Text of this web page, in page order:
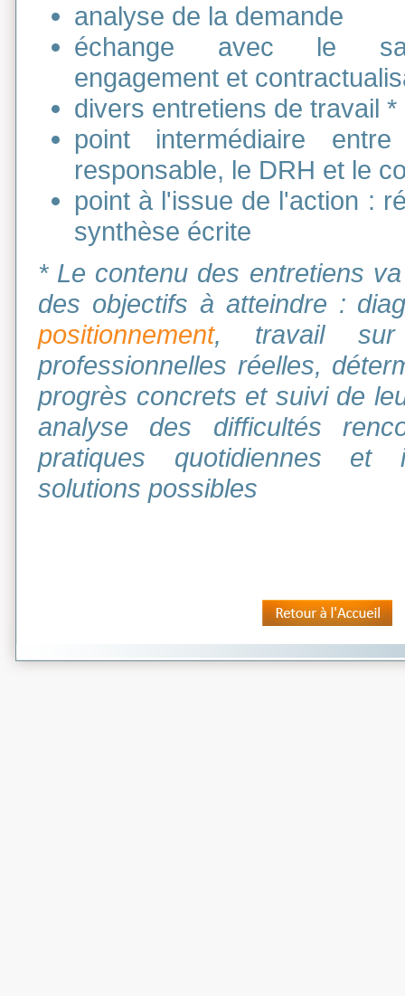
analyse de la demande
échange avec le
engagement et
divers entretiens de travail *
point intermédiaire
responsable, le DRH et le
point à l'issue de l'action :
synthèse écrite
* Le contenu des entretiens
des objectifs à atteindre :
positionnement, travail sur
professionnelles réelles,
progrès concrets et suivi de
analyse des difficultés
pratiques quotidiennes et
solutions possibles